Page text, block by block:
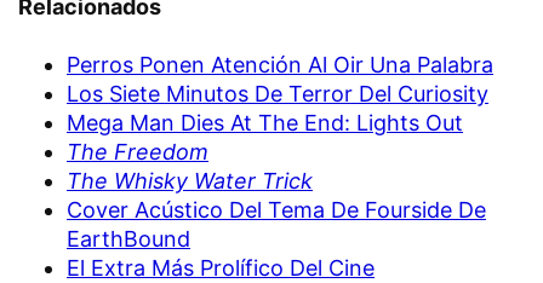
Relacionados
Perros Ponen Atención Al Oir Una Palabra
Los Siete Minutos De Terror Del Curiosity
Mega Man Dies At The End: Lights Out
The Freedom
The Whisky Water Trick
Cover Acústico Del Tema De Fourside De
EarthBound
El Extra Más Prolífico Del Cine